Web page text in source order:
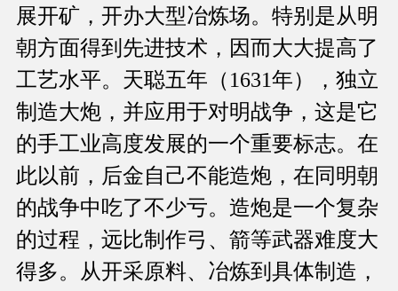
展开矿，开办大型冶炼场。特别是从明
朝方面得到先进技术，因而大大提高了
工艺水平。天聪五年（1631年），独立
制造大炮，并应用于对明战争，这是它
的手工业高度发展的一个重要标志。在
此以前，后金自己不能造炮，在同明朝
的战争中吃了不少亏。造炮是一个复杂
的过程，远比制作弓、箭等武器难度大
得多。从开采原料、冶炼到具体制造，